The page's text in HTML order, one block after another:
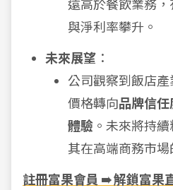
遠高於餐飲業務
與淨利率攀升。
未來展望 ：
公司觀察到飯店
價格轉向品牌信
體驗 。未來將持
其在高端商務市場
註冊富果會員 ➠ 解鎖富果